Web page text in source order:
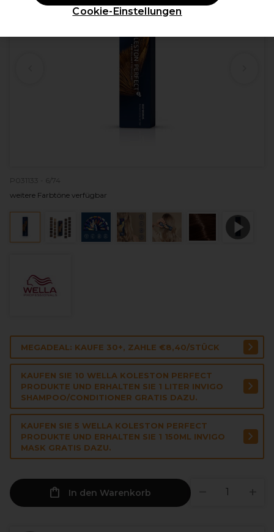
P031133 - 6/74
weitere Farbtöne verfügbar
MEGADEAL: KAUFE 30+, ZAHLE €8,40/STÜCK
KAUFEN SIE 10 WELLA KOLESTON PERFECT
PRODUKTE UND ERHALTEN SIE 1 LITER INVIGO
SHAMPOO/CONDITIONER GRATIS DAZU.
KAUFEN SIE 5 WELLA KOLESTON PERFECT
PRODUKTE UND ERHALTEN SIE 1 150ML INVIGO
MASK GRATIS DAZU.
In den Warenkorb
Cookie-Einstellungen